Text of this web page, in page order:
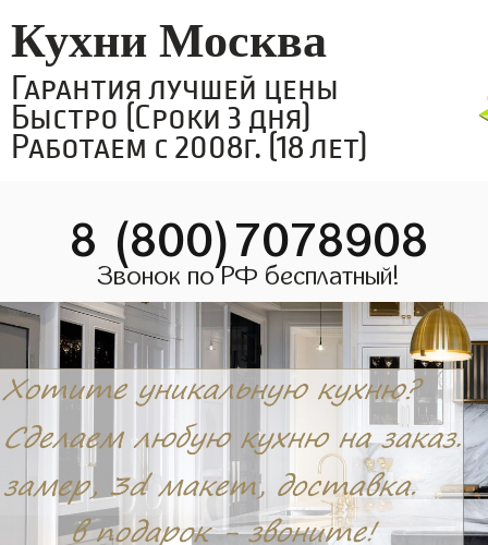
Кухни Москва
Гарантия лучшей цены
Быстро (Сроки 3 дня)
Работаем с 2008г. (18 лет)
8 (800)7078908
Звонок по РФ бесплатный!